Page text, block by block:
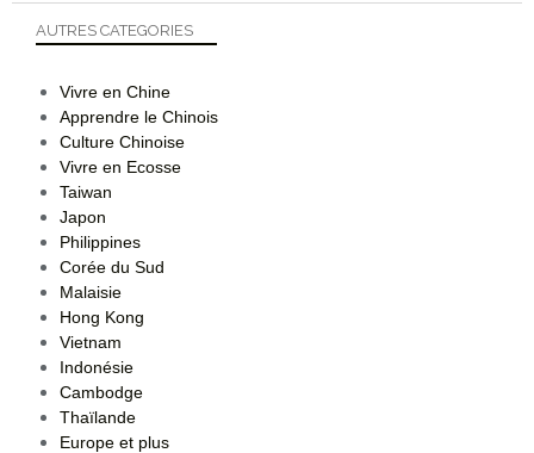
AUTRES CATEGORIES
Vivre en Chine
Apprendre le Chinois
Culture Chinoise
Vivre en Ecosse
Taiwan
Japon
Philippines
Corée du Sud
Malaisie
Hong Kong
Vietnam
Indonésie
Cambodge
Thaïlande
Europe et plus